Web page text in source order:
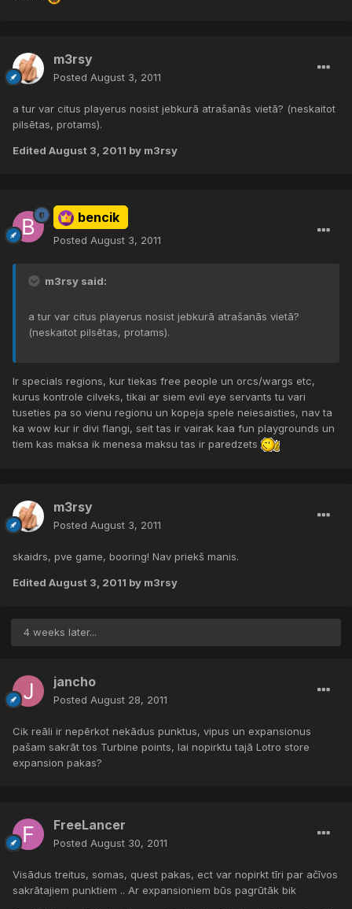
m3rsy
Posted August 3, 2011
a tur var citus playerus nosist jebkurā atrašanās vietā? (neskaitot
pilsētas, protams).
Edited August 3, 2011 by m3rsy
bencik
Posted August 3, 2011
m3rsy said:
a tur var citus playerus nosist jebkurā atrašanās vietā?
(neskaitot pilsētas, protams).
Ir specials regions, kur tiekas free people un orcs/wargs etc,
kurus kontrole cilveks, tikai ar siem evil eye servants tu vari
tuseties pa so vienu regionu un kopeja spele neiesaisties, nav ta
ka wow kur ir divi flangi, seit tas ir vairak kaa fun playgrounds un
tiem kas maksa ik menesa maksu tas ir paredzets
m3rsy
Posted August 3, 2011
skaidrs, pve game, booring! Nav priekš manis.
Edited August 3, 2011 by m3rsy
4 weeks later...
jancho
Posted August 28, 2011
Cik reāli ir nepērkot nekādus punktus, vipus un expansionus
pašam sakrāt tos Turbine points, lai nopirktu tajā Lotro store
expansion pakas?
FreeLancer
Posted August 30, 2011
Visādus treitus, somas, quest pakas, ect var nopirkt tīri par ačīvos
sakrātajiem punktiem .. Ar expansioniem būs pagrūtāk bik